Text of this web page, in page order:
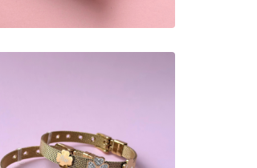
PERSONALIZADA
CORAÇÃO/TREVO